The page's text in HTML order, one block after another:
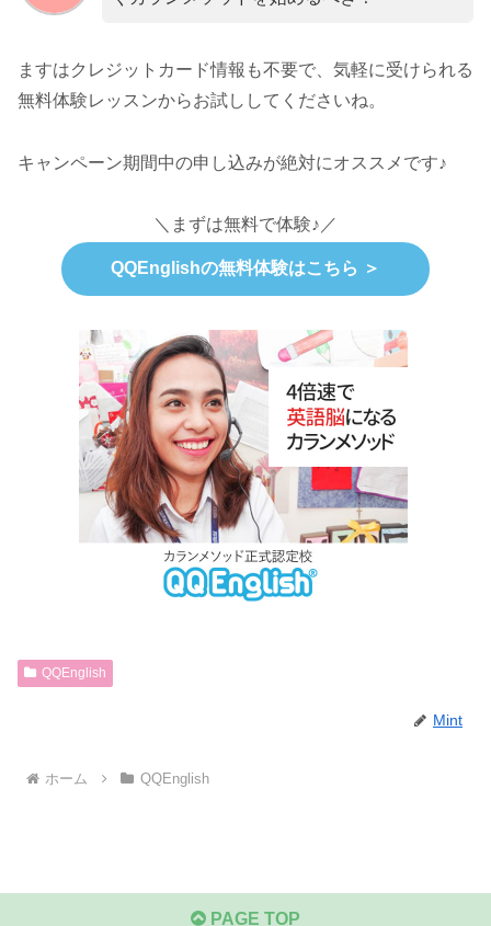
ますはクレジットカード情報も不要で、気軽に受けられる
無料体験レッスンからお試ししてくださいね。
キャンペーン期間中の申し込みが絶対にオススメです♪
＼まずは無料で体験♪／
QQEnglishの無料体験はこちら ＞
QQEnglish
Mint
ホーム QQEnglish
PAGE TOP